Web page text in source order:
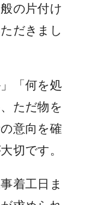
の片付け
だきまし
「何を処
ただ物を
意向を確
切です。
着工日ま